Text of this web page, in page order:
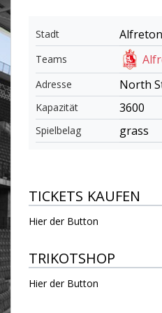
Stadt
Teams
Adresse North
Kapazität 3600
Spielbelag grass
TICKETS KAUFEN
Hier der Button
TRIKOTSHOP
Hier der Button